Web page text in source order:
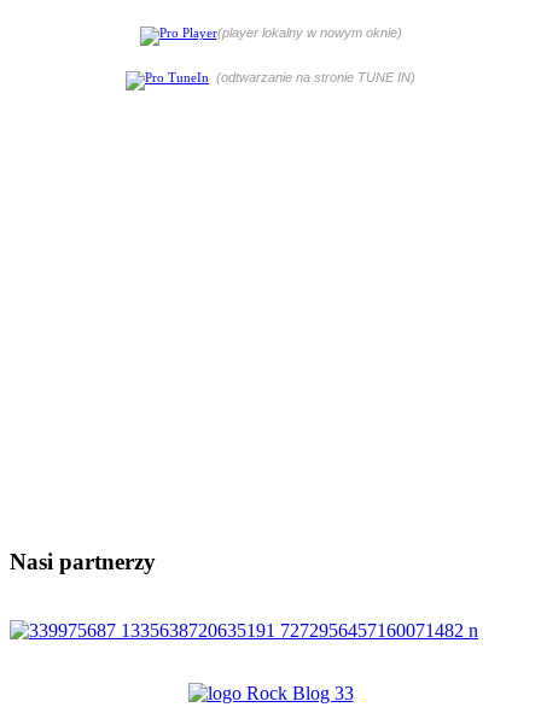
(player lokalny w nowym oknie)
(odtwarzanie na stronie TUNE IN)
Nasi partnerzy